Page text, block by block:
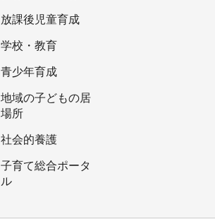
放課後児童育成
学校・教育
青少年育成
地域の子どもの居
場所
社会的養護
子育て総合ポータ
ル